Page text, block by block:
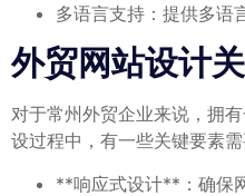
多语言支持：提供多语
外贸网站设计
对于常州外贸企业来说，拥
设过程中，有一些关键要素需
**响应式设计**：确保